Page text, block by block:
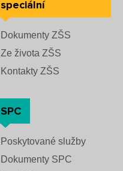
speciální
Dokumenty ZŠS
Ze života ZŠS
Kontakty ZŠS
SPC
Poskytované služby
Dokumenty SPC